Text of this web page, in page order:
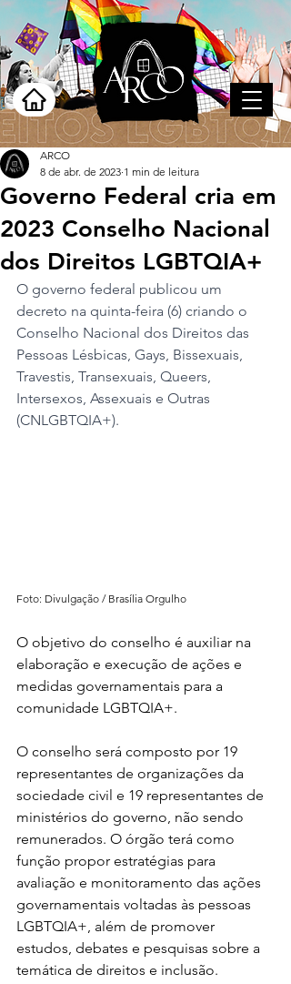
Governo Federal cria em
2023 Conselho Nacional
dos Direitos LGBTQIA+
ARCO
8 de abr. de 2023 1 min de leitura
O governo federal publicou um
decreto na quinta-feira (6) criando o
Conselho Nacional dos Direitos das
Pessoas Lésbicas, Gays, Bissexuais,
Travestis, Transexuais, Queers,
Intersexos, Assexuais e Outras
(CNLGBTQIA+).
Foto: Divulgação / Brasília Orgulho
O objetivo do conselho é auxiliar na
elaboração e execução de ações e
medidas governamentais para a
comunidade LGBTQIA+.
O conselho será composto por 19
representantes de organizações da
sociedade civil e 19 representantes de
ministérios do governo, não sendo
remunerados. O órgão terá como
função propor estratégias para
avaliação e monitoramento das ações
governamentais voltadas às pessoas
LGBTQIA+, além de promover
estudos, debates e pesquisas sobre a
temática de direitos e inclusão.